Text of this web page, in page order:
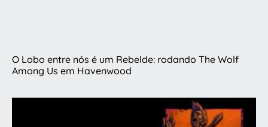
O Lobo entre nós é um Rebelde: rodando The Wolf
Among Us em Havenwood